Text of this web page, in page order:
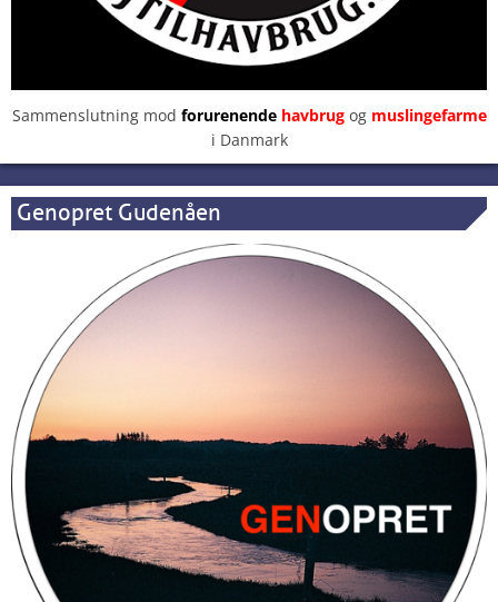
Sammenslutning mod forurenendehavbrugog muslingefarme
i Danmark
Genopret Gudenåen